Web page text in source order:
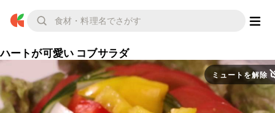
ハートが可愛い コブサラダ
ミュートを解除